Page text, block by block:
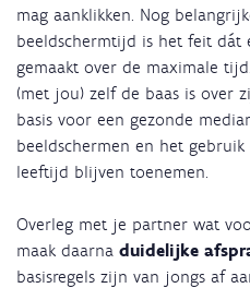
mag aanklikken. Nog
beeldschermtijd is het feit dát
gemaakt over de maximale
(met jou) zelf de baas is over
basis voor een gezonde
beeldschermen en het
leeftijd blijven toenemen.
Overleg met je partner wat
maak daarna duidelijke
basisregels zijn van jongs af